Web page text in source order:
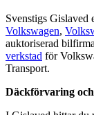
Svenstigs Gislaved
Volkswagen,
auktoriserad
verkstad för
Transport.
Däckförvaring